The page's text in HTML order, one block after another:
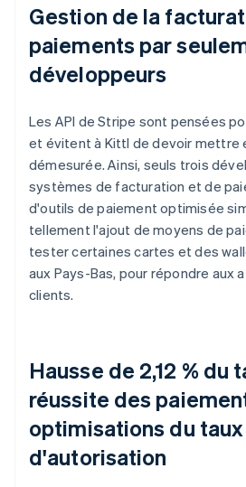
Gestion de la
paiements par
développeurs
Les API de Stripe sont pensées
et évitent à Kittl de devoir mettre
démesurée. Ainsi, seuls trois
systèmes de facturation et de
d'outils de paiement optimisée
tellement l'ajout de moyens de
tester certaines cartes et des
aux Pays-Bas, pour répondre aux
clients.
Hausse de 2,12 % du
réussite des
optimisations du taux
d'autorisation